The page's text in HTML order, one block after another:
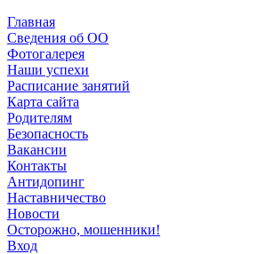
Главная
Сведения об ОО
Фотогалерея
Наши успехи
Расписание занятий
Карта сайта
Родителям
Безопасность
Вакансии
Контакты
Антидопинг
Наставничество
Новости
Осторожно, мошенники!
Вход